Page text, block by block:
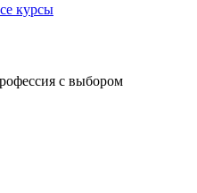
курсы
с выбором